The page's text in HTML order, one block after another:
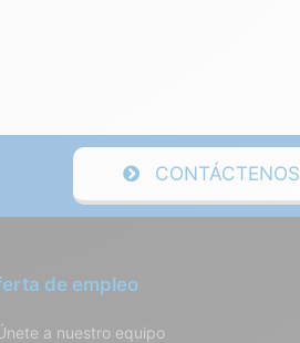
CONTÁCTENOS
de empleo
a nuestro equipo